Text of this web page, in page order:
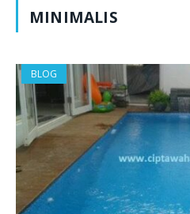
MINIMALIS
BLOG